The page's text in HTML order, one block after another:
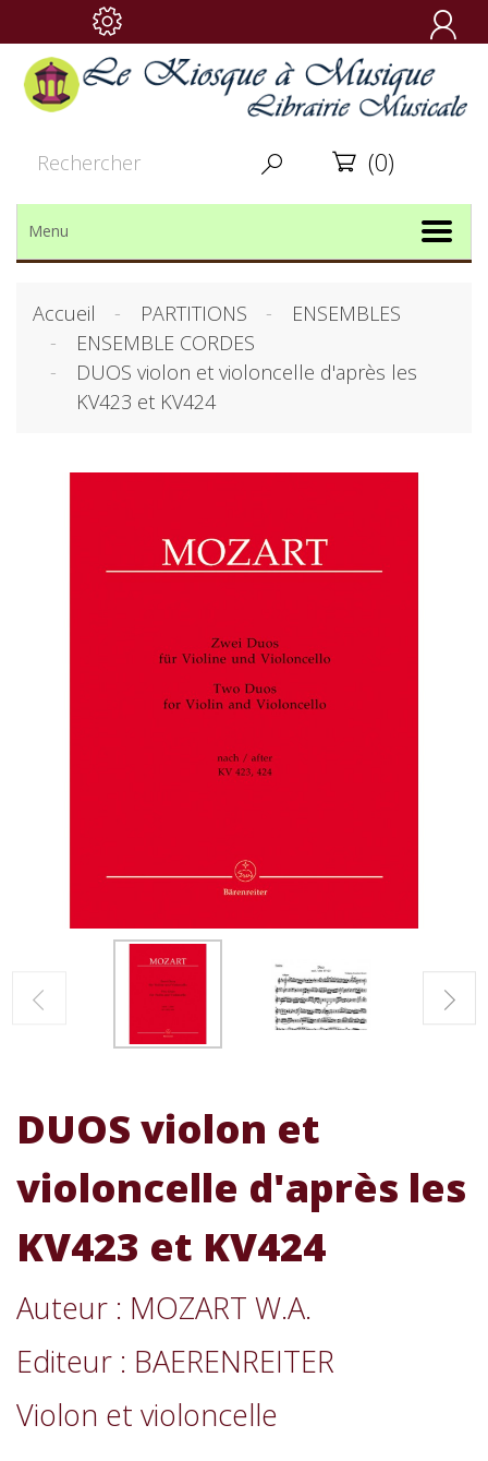

  (0)
Menu
Accueil PARTITIONS
ENSEMBLES
ENSEMBLE CORDES
DUOS violon et violoncelle d'après les
KV423 et KV424
DUOS violon et
violoncelle d'après les
KV423 et KV424
Auteur : MOZART W.A.
Editeur : BAERENREITER
Violon et violoncelle